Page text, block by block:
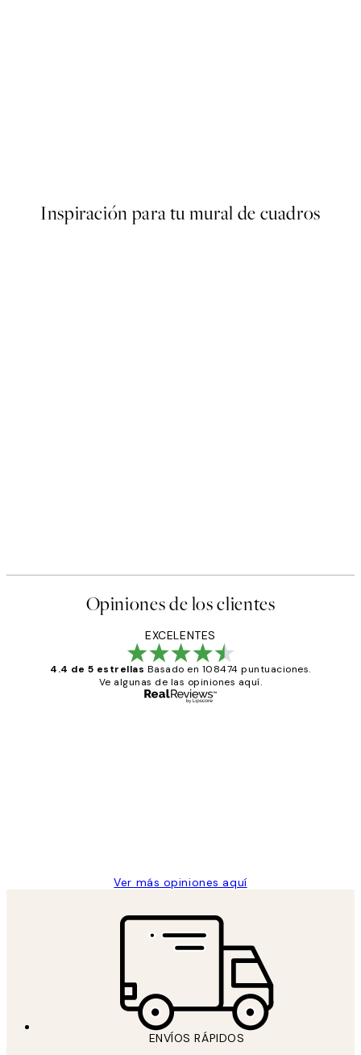
Inspiración para tu mural de cuadros
Opiniones de los clientes
EXCELENTES
4.4 de 5 estrellas Basado en 108474 puntuaciones.
Ve algunas de las opiniones aquí.
Ver más opiniones aquí
ENVÍOS RÁPIDOS